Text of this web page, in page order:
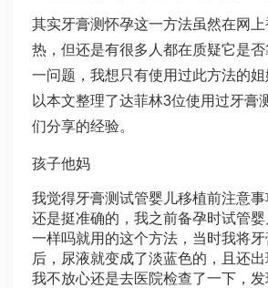
其实牙膏测怀孕这一方法虽然在网
热，但还是有很多人都在质疑它是
一问题，我想只有使用过此方法的
以本文整理了达菲林3位使用过牙膏
们分享的经验。
孩子他妈
我觉得牙膏测试管婴儿移植前注意事
还是挺准确的，我之前备孕时试管
一样吗就用的这个方法，当时我将
后，尿液就变成了淡蓝色的，且还
我不放心还是去医院检查了一下，